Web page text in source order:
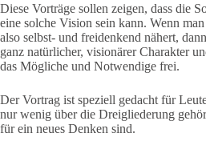
Diese Vorträge sollen zeigen, dass die
eine solche Vision sein kann. Wenn
also selbst- und freidenkend nähert,
ganz natürlicher, visionärer Charakter
das Mögliche und Notwendige frei.
Der Vortrag ist speziell gedacht für
nur wenig über die Dreigliederung
für ein neues Denken sind.